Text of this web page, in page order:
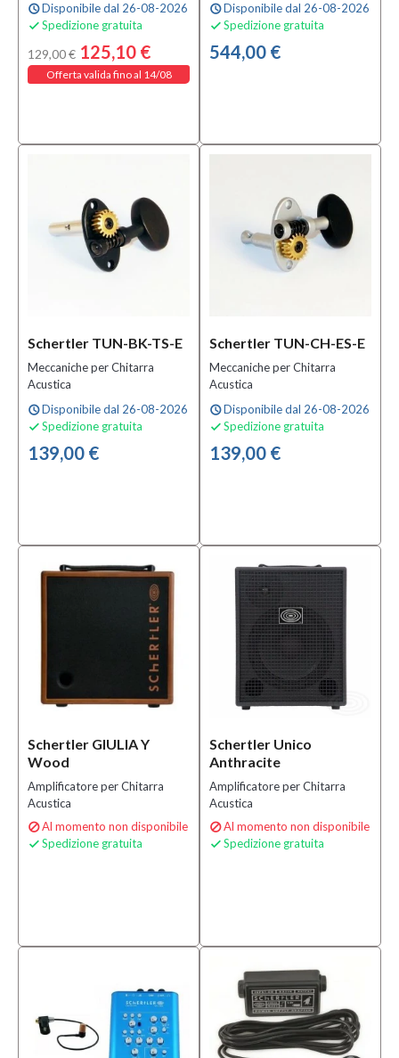
scheduleDisponibile dal 26-08-2026
 Spedizione gratuita
129,00 € 125,10 €
Offerta valida fino al 14/08
scheduleDisponibile dal 26-08-2026
 Spedizione gratuita
544,00 €
Schertler TUN-BK-TS-E
Meccaniche per Chitarra
Acustica
scheduleDisponibile dal 26-08-2026
 Spedizione gratuita
139,00 €
Schertler TUN-CH-ES-E
Meccaniche per Chitarra
Acustica
scheduleDisponibile dal 26-08-2026
 Spedizione gratuita
139,00 €
Schertler GIULIA Y
Wood
Amplificatore per Chitarra
Acustica
Al momento non disponibile
 Spedizione gratuita
Schertler Unico
Anthracite
Amplificatore per Chitarra
Acustica
Al momento non disponibile
 Spedizione gratuita